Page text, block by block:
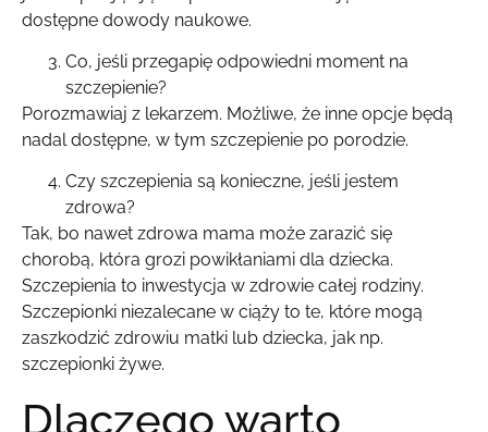
dostępne dowody naukowe.
Co, jeśli przegapię odpowiedni moment na
szczepienie?
Porozmawiaj z lekarzem. Możliwe, że inne opcje będą
nadal dostępne, w tym szczepienie po porodzie.
Czy szczepienia są konieczne, jeśli jestem
zdrowa?
Tak, bo nawet zdrowa mama może zarazić się
chorobą, która grozi powikłaniami dla dziecka.
Szczepienia to inwestycja w zdrowie całej rodziny.
Szczepionki niezalecane w ciąży to te, które mogą
zaszkodzić zdrowiu matki lub dziecka, jak np.
szczepionki żywe.
Dlaczego warto